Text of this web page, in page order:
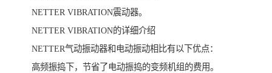
NETTER VIBRATION震动器。
NETTER VIBRATION的详细介绍
NETTER气动振动器和电动振动相比有以下优点：
高频振捣下，节省了电动振捣的变频机组的费用。